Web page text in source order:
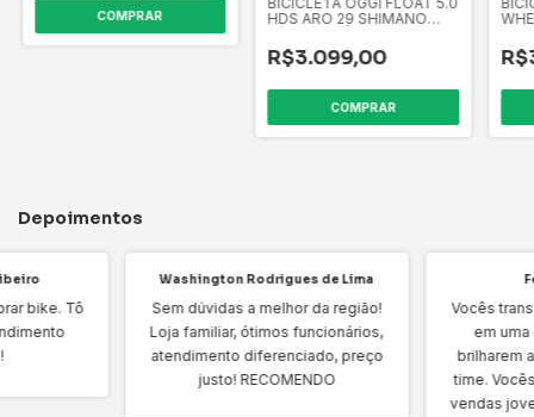
COMPRAR
HDS ARO 29 SHIMANO
GRAFITE/AZUL/ROSA
R$3.099,00
COMPRAR
Depoimentos
bike. Tô
Washington Rodrigues de Lima
Sem dúvidas a melhor da região!
Loja familiar, ótimos funcionários,
atendimento diferenciado, preço
justo! RECOMENDO
Vocês
em
brilharem
time.
vendas